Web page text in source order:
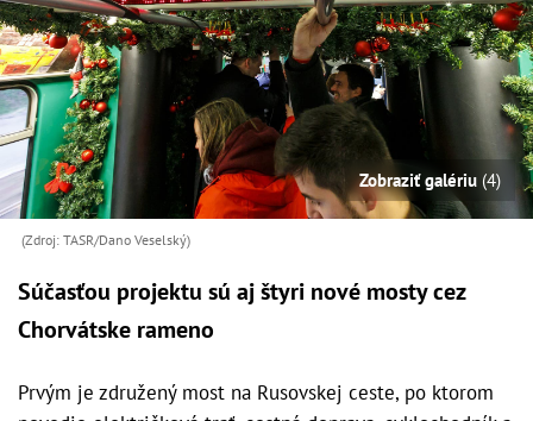
Zobraziť galériu (4)
(Zdroj: TASR/Dano Veselský)
Súčasťou projektu sú aj štyri nové mosty cez
Chorvátske rameno
Prvým je združený most na Rusovskej ceste, po ktorom